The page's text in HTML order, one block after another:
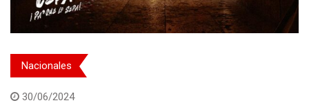
Nacionales
30/06/2024